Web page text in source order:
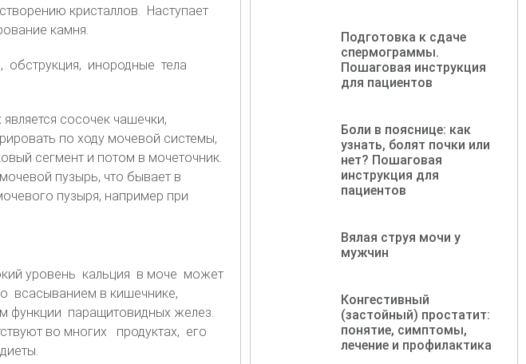
кристаллов. Наступает
камня.
обструкция, инородные тела
сосочек чашечки,
по ходу мочевой системы,
сегмент и потом в мочеточник.
пузырь, что бывает в
пузыря, например при
уровень кальция в моче может
всасыванием в кишечнике,
функции паращитовидных желез.
во многих продуктах, его
Подготовка к сдаче
спермограммы.
Пошаговая инструкция
для пациентов
Боли в пояснице: как
узнать, болят почки или
нет? Пошаговая
инструкция для
пациентов
Вялая струя мочи у
мужчин
Конгестивный
(застойный) простатит:
понятие, симптомы,
лечение и профилактика